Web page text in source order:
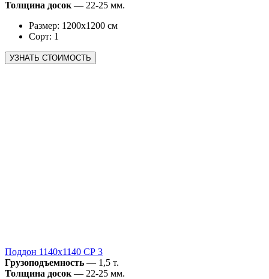
Толщина досок — 22-25 мм.
Размер: 1200х1200 см
Сорт: 1
Поддон 1140х1140 СР 3
Грузоподъемность — 1,5 т.
Толщина досок — 22-25 мм.